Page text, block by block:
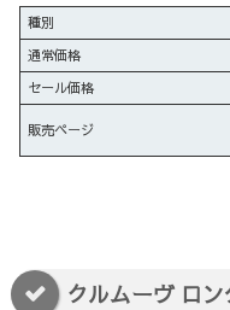
種別
通常価格
セール価格
販売ページ
クルムーヴ ロ